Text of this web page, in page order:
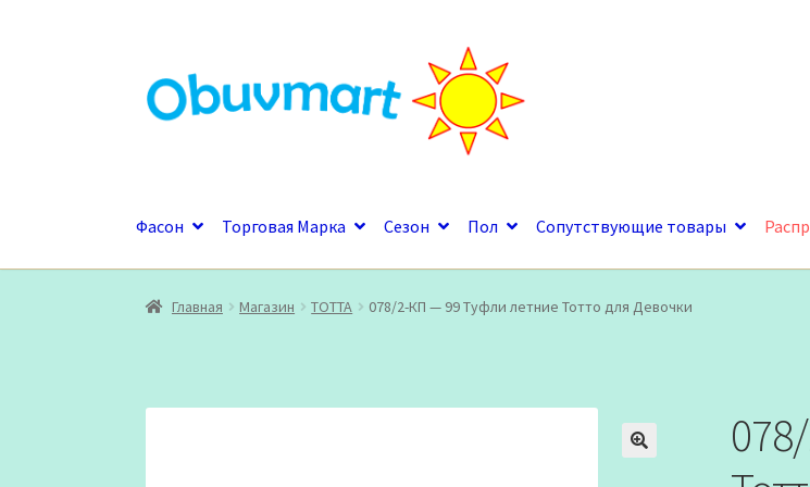
к
навигации
к
содержимому
Фасон Торговая Марка Сезон Пол Сопутствующие товары
Главная Магазин ТОТТА 078/2-КП — 99 Туфли летние Тотто для Девочки